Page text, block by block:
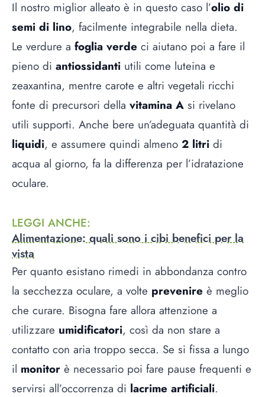
Il nostro miglior alleato è in questo caso l’olio di
semi di lino, facilmente integrabile nella dieta.
Le verdure a foglia verde ci aiutano poi a fare il
pieno di antiossidanti utili come luteina e
zeaxantina, mentre carote e altri vegetali ricchi
fonte di precursori della vitamina A si rivelano
utili supporti. Anche bere un’adeguata quantità di
liquidi, e assumere quindi almeno 2 litri di
acqua al giorno, fa la differenza per l’idratazione
oculare.
LEGGI ANCHE:
Alimentazione: quali sono i cibi benefici per la
vista
Per quanto esistano rimedi in abbondanza contro
la secchezza oculare, a volte prevenire è meglio
che curare. Bisogna fare allora attenzione a
utilizzare umidificatori, così da non stare a
contatto con aria troppo secca. Se si fissa a lungo
il monitor è necessario poi fare pause frequenti e
servirsi all’occorrenza di lacrime artificiali.